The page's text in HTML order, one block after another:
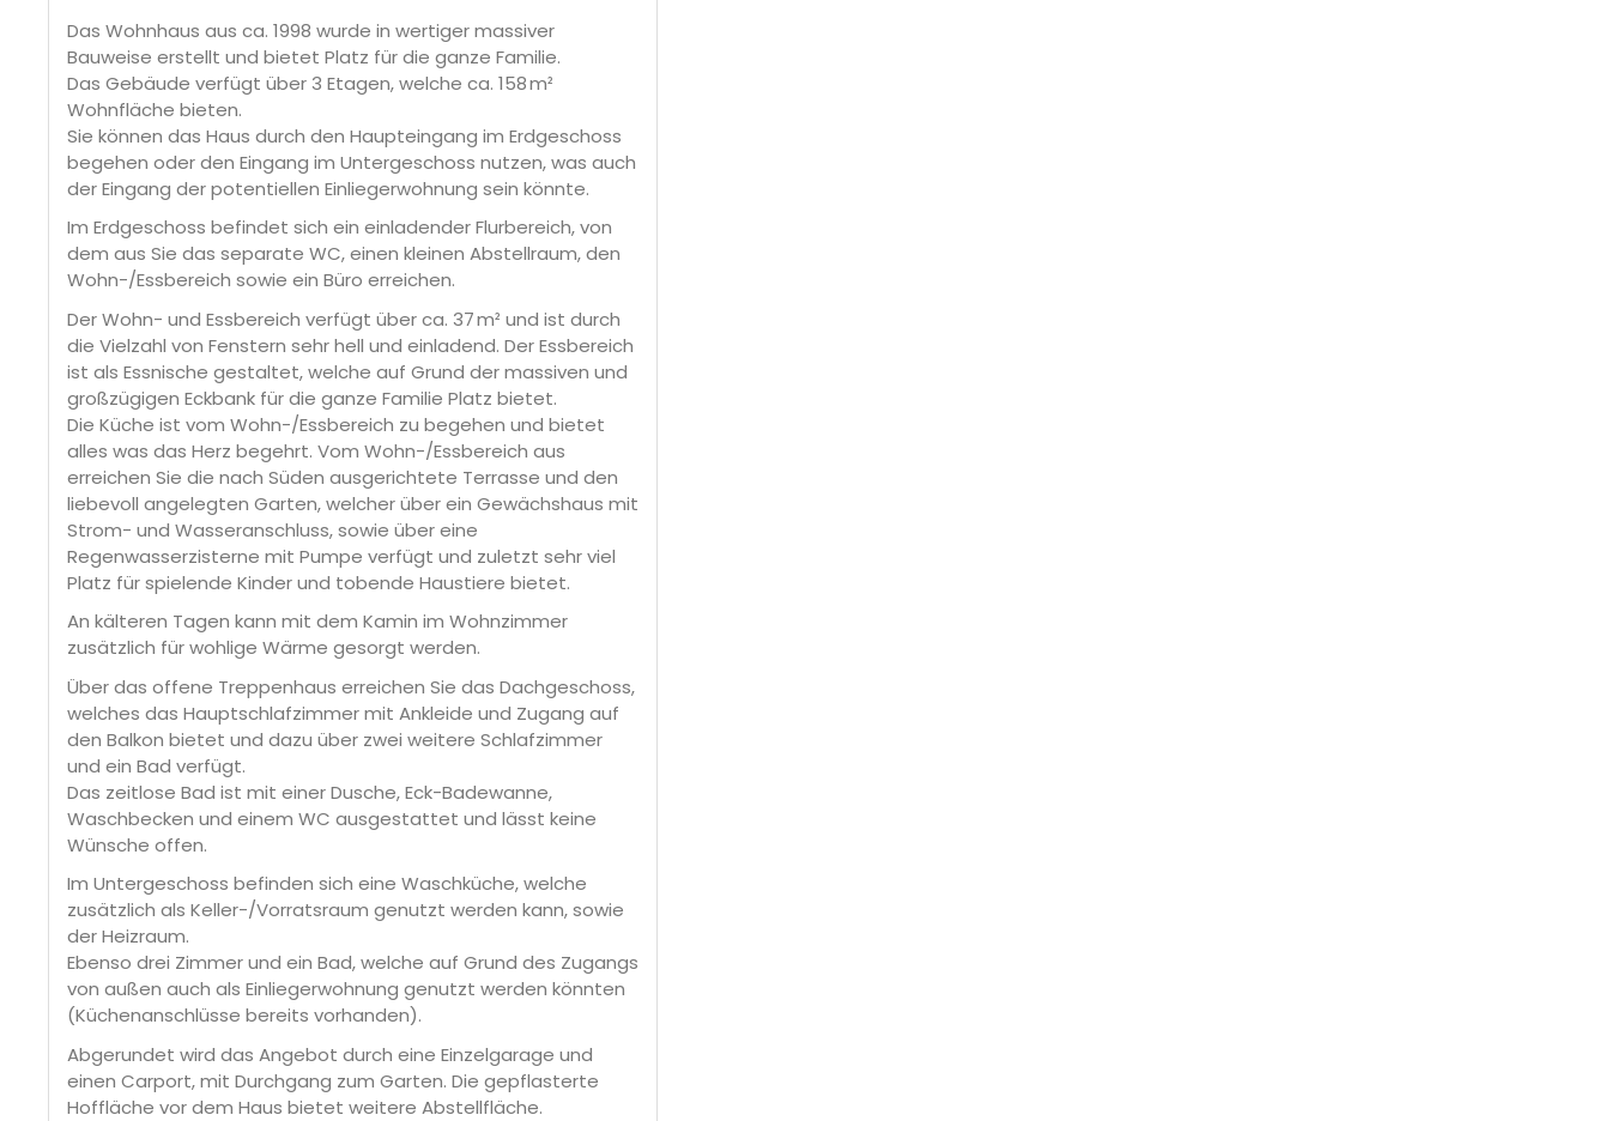
Das Wohnhaus aus ca. 1998 wurde in wertiger massiver
Bauweise erstellt und bietet Platz für die ganze Familie.
Das Gebäude verfügt über 3 Etagen, welche ca. 158 m²
Wohnfläche bieten.
Sie können das Haus durch den Haupteingang im Erdgeschoss
begehen oder den Eingang im Untergeschoss nutzen, was auch
der Eingang der potentiellen Einliegerwohnung sein könnte.
Im Erdgeschoss befindet sich ein einladender Flurbereich, von
dem aus Sie das separate WC, einen kleinen Abstellraum, den
Wohn-/Essbereich sowie ein Büro erreichen.
Der Wohn- und Essbereich verfügt über ca. 37 m² und ist durch
die Vielzahl von Fenstern sehr hell und einladend. Der Essbereich
ist als Essnische gestaltet, welche auf Grund der massiven und
großzügigen Eckbank für die ganze Familie Platz bietet.
Die Küche ist vom Wohn-/Essbereich zu begehen und bietet
alles was das Herz begehrt. Vom Wohn-/Essbereich aus
erreichen Sie die nach Süden ausgerichtete Terrasse und den
liebevoll angelegten Garten, welcher über ein Gewächshaus mit
Strom- und Wasseranschluss, sowie über eine
Regenwasserzisterne mit Pumpe verfügt und zuletzt sehr viel
Platz für spielende Kinder und tobende Haustiere bietet.
An kälteren Tagen kann mit dem Kamin im Wohnzimmer
zusätzlich für wohlige Wärme gesorgt werden.
Über das offene Treppenhaus erreichen Sie das Dachgeschoss,
welches das Hauptschlafzimmer mit Ankleide und Zugang auf
den Balkon bietet und dazu über zwei weitere Schlafzimmer
und ein Bad verfügt.
Das zeitlose Bad ist mit einer Dusche, Eck-Badewanne,
Waschbecken und einem WC ausgestattet und lässt keine
Wünsche offen.
Im Untergeschoss befinden sich eine Waschküche, welche
zusätzlich als Keller-/Vorratsraum genutzt werden kann, sowie
der Heizraum.
Ebenso drei Zimmer und ein Bad, welche auf Grund des Zugangs
von außen auch als Einliegerwohnung genutzt werden könnten
(Küchenanschlüsse bereits vorhanden).
Abgerundet wird das Angebot durch eine Einzelgarage und
einen Carport, mit Durchgang zum Garten. Die gepflasterte
Hoffläche vor dem Haus bietet weitere Abstellfläche.